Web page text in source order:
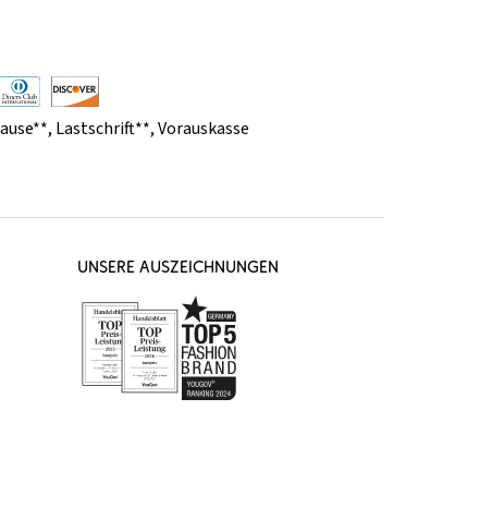
, Lastschrift**,Vorauskasse
UNSERE AUSZEICHNUNGEN